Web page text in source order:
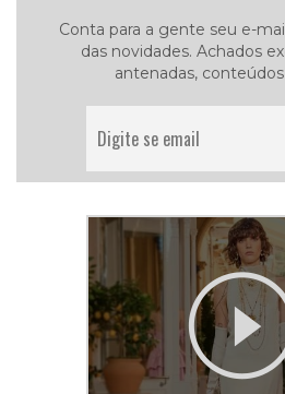
Conta para a gente seu e-
das novidades. Achados
antenadas, conteúdos